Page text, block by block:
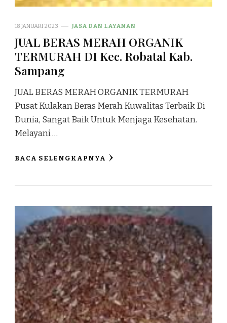
18 JANUARI 2023 JASA DAN LAYANAN
JUAL BERAS MERAH ORGANIK
TERMURAH DI Kec. Robatal Kab.
Sampang
JUAL BERAS MERAH ORGANIK TERMURAH
Pusat Kulakan Beras Merah Kuwalitas Terbaik Di
Dunia, Sangat Baik Untuk Menjaga Kesehatan.
Melayani …
BACA SELENGKAPNYA